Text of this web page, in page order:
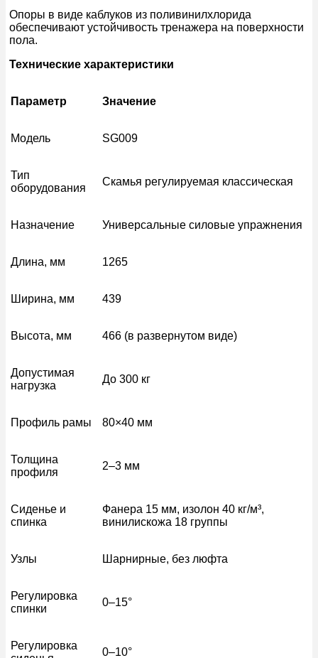
Опоры в виде каблуков из поливинилхлорида
обеспечивают устойчивость тренажера на поверхности
пола.
Технические характеристики
Параметр Значение
Модель SG009
Тип
оборудования
Скамья регулируемая классическая
Назначение Универсальные силовые упражнения
Длина, мм 1265
Ширина, мм 439
Высота, мм 466 (в развернутом виде)
Допустимая
нагрузка
До 300 кг
Профиль рамы 80×40 мм
Толщина
профиля
2–3 мм
Сиденье и
спинка
Фанера 15 мм, изолон 40 кг/м³,
винилискожа 18 группы
Узлы Шарнирные, без люфта
Регулировка
спинки
0–15°
Регулировка
0–10°